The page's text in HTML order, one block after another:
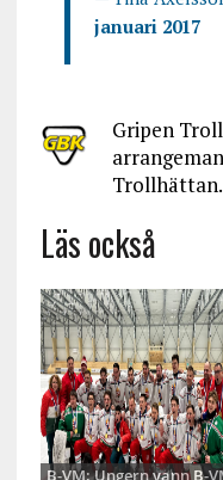
januari 2017
Gripen
Trollhättan.
Läs också
B-VM: Ungern vann B-